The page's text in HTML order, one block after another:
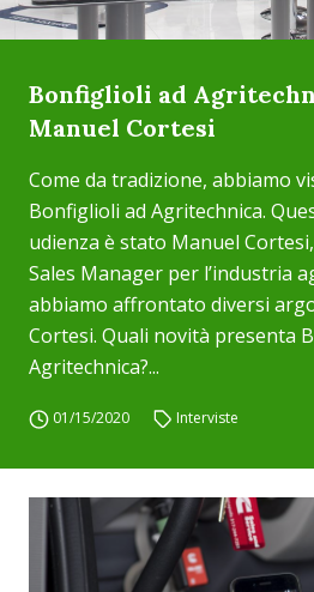
Bonfiglioli ad
Manuel Cortesi
Come da tradizione, abbiamo
Bonfiglioli ad Agritechnica.
udienza è stato Manuel
Sales Manager per l’industria
abbiamo affrontato diversi
Cortesi. Quali novità presenta
Agritechnica?...
01/15/2020 Interviste